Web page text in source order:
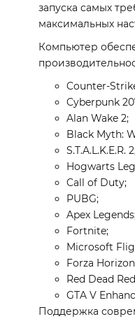
запуска самых
максимальных
Компьютер
Counter-
Cyberpunk
Alan Wake 2;
Black Myth:
S.T.A.L.K.E.R.
Hogwarts
Call of Duty;
PUBG;
Apex
Fortnite;
Microsoft
Forza
Red Dead
GTA V
Поддержка